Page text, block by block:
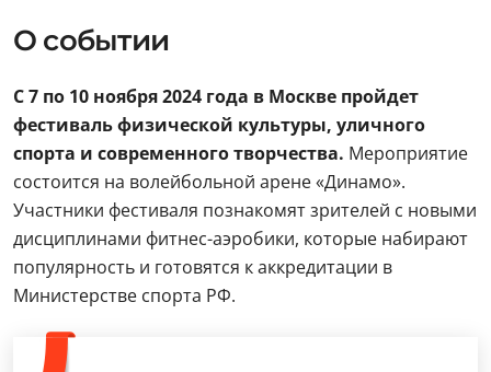
О событии
С 7 по 10 ноября 2024 года в Москве пройдет
фестиваль физической культуры, уличного
спорта и современного творчества. Мероприятие
состоится на волейбольной арене «Динамо».
Участники фестиваля познакомят зрителей с новыми
дисциплинами фитнес-аэробики, которые набирают
популярность и готовятся к аккредитации в
Министерстве спорта РФ.